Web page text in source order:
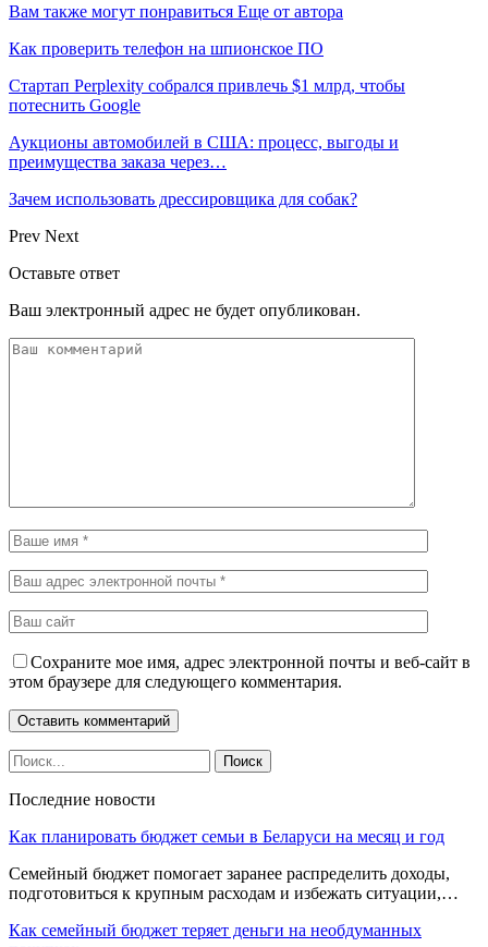
Вам также могут понравиться Еще от автора
Как проверить телефон на шпионское ПО
Стартап Perplexity собрался привлечь $1 млрд, чтобы
потеснить Google
Аукционы автомобилей в США: процесс, выгоды и
преимущества заказа через…
Зачем использовать дрессировщика для собак?
Prev Next
Оставьте ответ
Ваш электронный адрес не будет опубликован.
Сохраните мое имя, адрес электронной почты и веб-сайт в
этом браузере для следующего комментария.
Последние новости
Как планировать бюджет семьи в Беларуси на месяц и год
Семейный бюджет помогает заранее распределить доходы,
подготовиться к крупным расходам и избежать ситуации,…
Как семейный бюджет теряет деньги на необдуманных